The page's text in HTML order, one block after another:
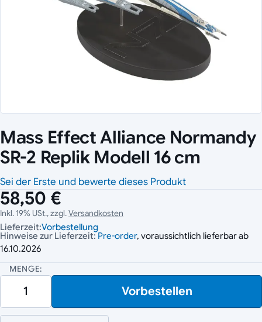
Mass Effect Alliance Normandy
SR-2 Replik Modell 16 cm
Sei der Erste und bewerte dieses Produkt
58,50 €
Inkl. 19% USt., zzgl.Versandkosten
Lieferzeit:Vorbestellung
Hinweise zur Lieferzeit: Pre-order, voraussichtlich lieferbar ab
16.10.2026
MENGE:
Vorbestellen